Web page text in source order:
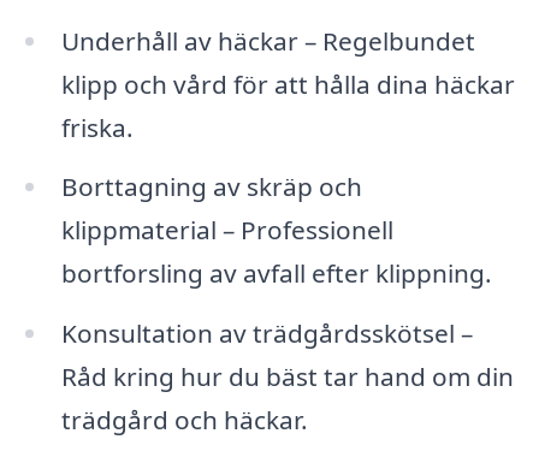
Underhåll av häckar – Regelbundet
klipp och vård för att hålla dina häckar
friska.
Borttagning av skräp och
klippmaterial – Professionell
bortforsling av avfall efter klippning.
Konsultation av trädgårdsskötsel –
Råd kring hur du bäst tar hand om din
trädgård och häckar.